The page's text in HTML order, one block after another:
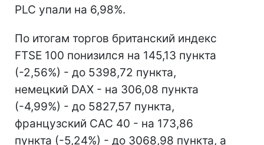
PLC упали на 6,98%.
По итогам торгов британский индекс
FTSE 100 понизился на 145,13 пункта
(-2,56%) - до 5398,72 пункта,
немецкий DAX - на 306,08 пункта
(-4,99%) - до 5827,57 пункта,
французский CAC 40 - на 173,86
пункта (-5,24%) - до 3068,98 пункта, а